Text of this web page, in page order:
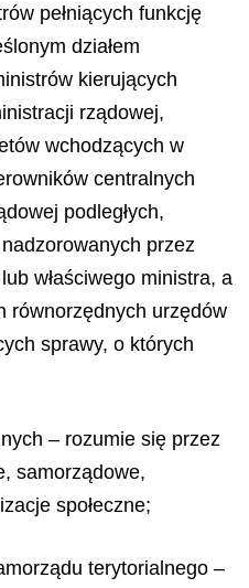
pełniących funkcję
działem
kierujących
rządowej,
wchodzących w
centralnych
podległych,
przez
właściwego ministra, a
równorzędnych urzędów
sprawy, o których
– rozumie się przez
samorządowe,
społeczne;
terytorialnego –